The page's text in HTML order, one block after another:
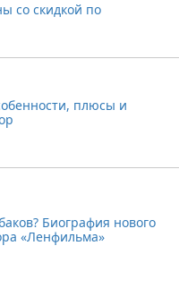
со скидкой по
плюсы и
Биография нового
«Ленфильма»